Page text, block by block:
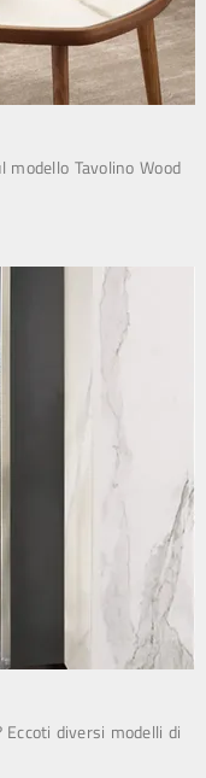
Tavolino Wood
diversi modelli di